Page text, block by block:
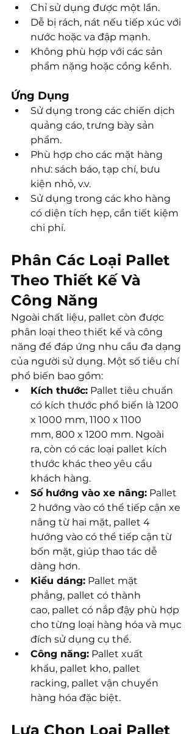
Chỉ sử dụng được một lần.
Dễ bị rách, nát nếu tiếp xúc với
nước hoặc va đập mạnh.
Không phù hợp với các sản
phẩm nặng hoặc cồng kềnh.
Ứng Dụng
Sử dụng trong các chiến dịch
quảng cáo, trưng bày sản
phẩm.
Phù hợp cho các mặt hàng
như: sách báo, tạp chí, bưu
kiện nhỏ, v.v.
Sử dụng trong các kho hàng
có diện tích hẹp, cần tiết kiệm
chi phí.
Phân Các Loại Pallet
Theo Thiết Kế Và
Công Năng
Ngoài chất liệu, pallet còn được
phân loại theo thiết kế và công
năng để đáp ứng nhu cầu đa dạng
của người sử dụng. Một số tiêu chí
phổ biến bao gồm:
Kích thước: Pallet tiêu chuẩn
có kích thước phổ biến là 1200
x 1000 mm, 1100 x 1100
mm, 800 x 1200 mm. Ngoài
ra, còn có các loại pallet kích
thước khác theo yêu cầu
khách hàng.
Số hướng vào xe nâng: Pallet
2 hướng vào có thể tiếp cận xe
nâng từ hai mặt, pallet 4
hướng vào có thể tiếp cận từ
bốn mặt, giúp thao tác dễ
dàng hơn.
Kiểu dáng: Pallet mặt
phẳng, pallet có thành
cao, pallet có nắp đậy phù hợp
cho từng loại hàng hóa và mục
đích sử dụng cụ thể.
Công năng: Pallet xuất
khẩu, pallet kho, pallet
racking, pallet vận chuyển
hàng hóa đặc biệt.
Lựa Chọn Loại Pallet